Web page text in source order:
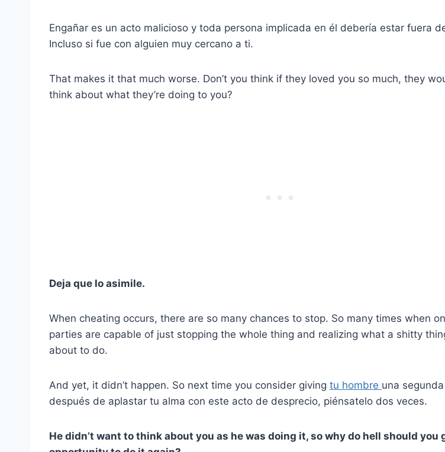
Engañar es un acto malicioso y toda persona implicada en él debería estar fuera
Incluso si fue con alguien muy cercano a ti.
That makes it that much worse. Don’t you think if they loved you so much, they
think about what they’re doing to you?
Deja que lo asimile.
When cheating occurs, there are so many chances to stop. So many times when
parties are capable of just stopping the whole thing and realizing what a shitty
about to do.
And yet, it didn’t happen. So next time you consider giving tu hombre una
después de aplastar tu alma con este acto de desprecio, piénsatelo dos veces.
He didn’t want to think about you as he was doing it, so why do hell should you